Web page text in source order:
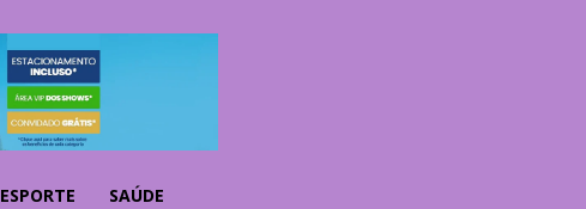
ESPORTE SAÚDE